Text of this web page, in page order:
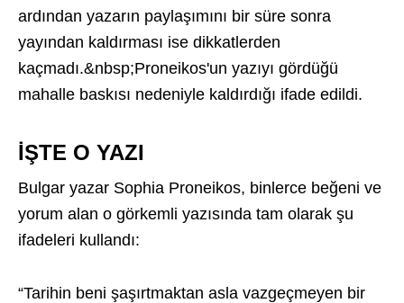
ardından yazarın paylaşımını bir süre sonra
yayından kaldırması ise dikkatlerden
kaçmadı.&nbsp;Proneikos'un yazıyı gördüğü
mahalle baskısı nedeniyle kaldırdığı ifade edildi.
İŞTE O YAZI
Bulgar yazar Sophia Proneikos, binlerce beğeni ve
yorum alan o görkemli yazısında tam olarak şu
ifadeleri kullandı:
“Tarihin beni şaşırtmaktan asla vazgeçmeyen bir